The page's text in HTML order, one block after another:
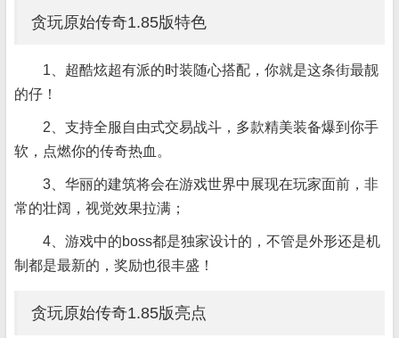
贪玩原始传奇1.85版特色
1、超酷炫超有派的时装随心搭配，你就是这条街最靓
的仔！
2、支持全服自由式交易战斗，多款精美装备爆到你手
软，点燃你的传奇热血。
3、华丽的建筑将会在游戏世界中展现在玩家面前，非
常的壮阔，视觉效果拉满；
4、游戏中的boss都是独家设计的，不管是外形还是机
制都是最新的，奖励也很丰盛！
贪玩原始传奇1.85版亮点